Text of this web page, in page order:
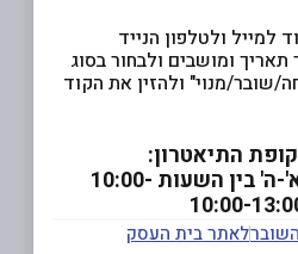
ולטלפון הנייד
ומושבים ולבחור בסוג
שובר/מנוי" ולהזין את הקוד
התיאטרון:
02-5605755 בימים א'-ה' בין השעות 10:00-
לאתר בית העסק